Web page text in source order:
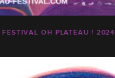
OH PLATEAU ! 2024